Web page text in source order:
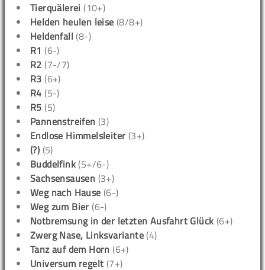
Tierquälerei (10+)
Helden heulen leise (8/8+)
Heldenfall (8-)
R1 (6-)
R2 (7-/7)
R3 (6+)
R4 (5-)
R5 (5)
Pannenstreifen (3)
Endlose Himmelsleiter (3+)
(?) (5)
Buddelfink (5+/6-)
Sachsensausen (3+)
Weg nach Hause (6-)
Weg zum Bier (6-)
Notbremsung in der letzten Ausfahrt Glück (6+)
Zwerg Nase, Linksvariante (4)
Tanz auf dem Horn (6+)
Universum regelt (7+)